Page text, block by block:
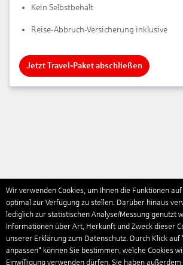
Kein Selbstbehalt
Reise-Abbruch-Versicherung inklusive
Jetzt Travel-Paket abschließen
Wir verwenden Cookies, um Ihnen die Funktionen
optimal zur Verfügung zu stellen. Darüber hinaus
lediglich zur statistischen Analyse/Messung genutzt
Informationen über Art, Herkunft und Zweck dieser
unserer Erklärung zum Datenschutz. Durch Klick auf
anpassen" können Sie bestimmen, welche Cookies
Einwilligung verwenden dürfen. Sie haben